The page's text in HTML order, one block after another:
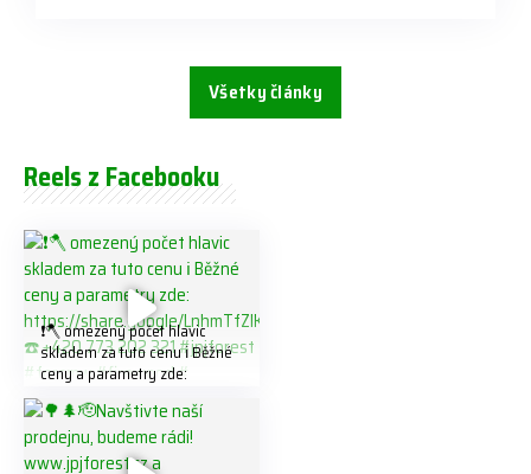
Všetky články
Reels z Facebooku
❗️🪓 omezený počet hlavic
skladem za tuto cenu ℹ️ Běžné
ceny a parametry zde:
https://share.google/LnhmTfZl
K8W5t7i6o ☎️ +420 773 202
321 #jpjforest #forsmw
#firewood #